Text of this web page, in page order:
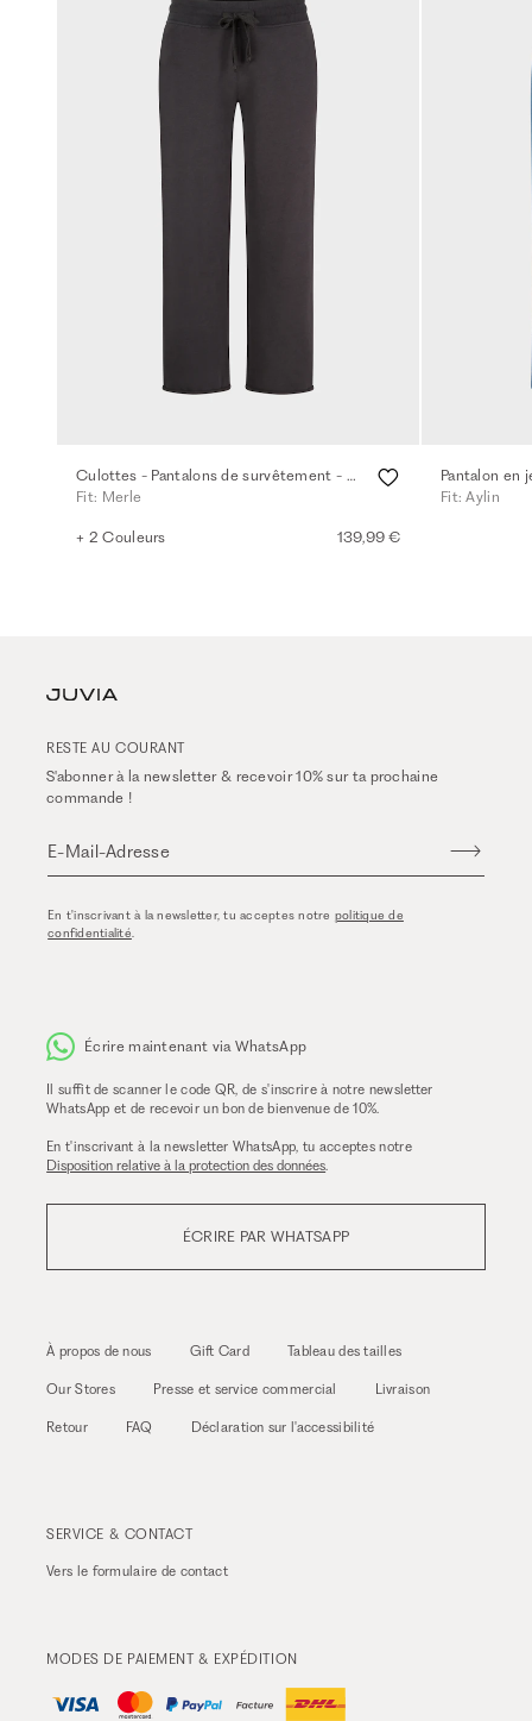
Culottes - Pantalons de survêtement - anthra
Fit: Merle
+ 2 Couleurs 139,99 €
Pantalon en
Fit: Aylin
RESTE AU COURANT
S'abonner à la newsletter & recevoir 10% sur ta prochaine
commande !
E-Mail-Adresse
En t'inscrivant à la newsletter, tu acceptes notre politique de
confidentialité.
Écrire maintenant via WhatsApp
Il suffit de scanner le code QR, de s'inscrire à notre newsletter
WhatsApp et de recevoir un bon de bienvenue de 10%.
En t'inscrivant à la newsletter WhatsApp, tu acceptes notre
Disposition relative à la protection des données
ÉCRIRE PAR WHATSAPP
À propos de nous Gift Card Tableau des tailles
Our Stores Presse et service commercial Livraison
Retour FAQ Déclaration sur l'accessibilité
SERVICE & CONTACT
Vers le formulaire de contact
MODES DE PAIEMENT & EXPÉDITION